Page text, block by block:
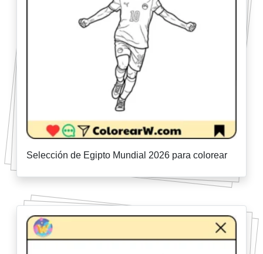
Selección de Egipto Mundial 2026 para colorear